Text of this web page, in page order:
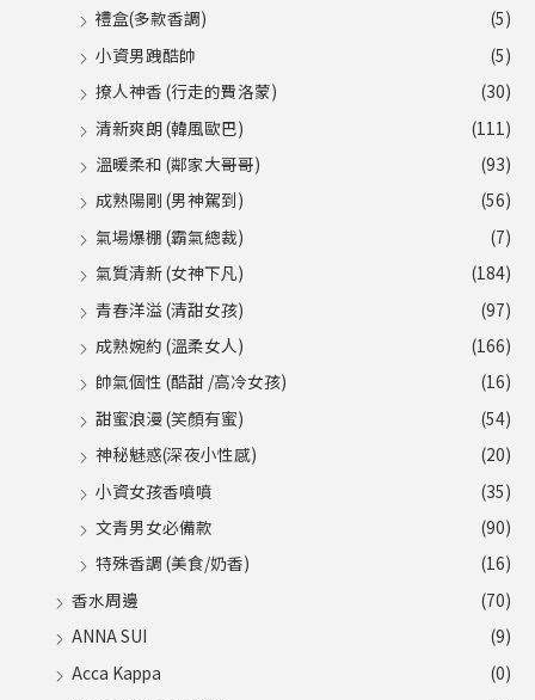
禮盒(多款香調)
(5)
小資男跩酷帥
(5)
撩人神香 (行走的費洛蒙)
(30)
清新爽朗 (韓風歐巴)
(111)
溫暖柔和 (鄰家大哥哥)
(93)
成熟陽剛 (男神駕到)
(56)
氣場爆棚 (霸氣總裁)
(7)
氣質清新 (女神下凡)
(184)
青春洋溢 (清甜女孩)
(97)
成熟婉約 (溫柔女人)
(166)
帥氣個性 (酷甜 /高冷女孩)
(16)
甜蜜浪漫 (笑顏有蜜)
(54)
神秘魅惑(深夜小性感)
(20)
小資女孩香噴噴
(35)
文青男女必備款
(90)
特殊香調 (美食/奶香)
(16)
香水周邊
(70)
ANNA SUI
(9)
Acca Kappa
(0)